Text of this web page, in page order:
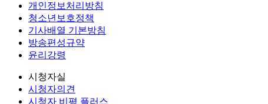
개인정보처리방침
청소년보호정책
기사배열 기본방침
방송편성규약
윤리강령
시청자실
시청자의견
시청자 비평 플러스